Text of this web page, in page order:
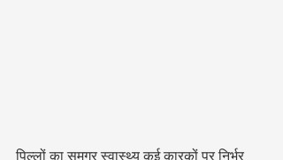
पिल्लों का समग्र स्वास्थ्य कई कारकों पर निर्भर